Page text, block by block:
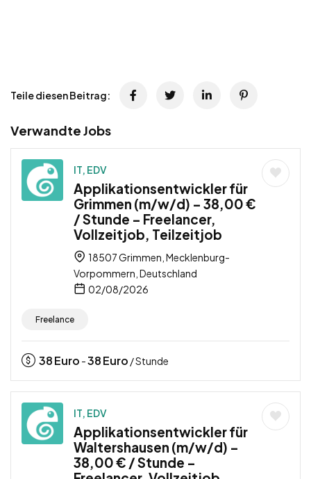
Teile diesen Beitrag:
Verwandte Jobs
IT, EDV
Applikationsentwickler für
Grimmen (m/w/d) – 38,00 €
/ Stunde – Freelancer,
Vollzeitjob, Teilzeitjob
18507 Grimmen, Mecklenburg-
Vorpommern, Deutschland
02/08/2026
Freelance
38Euro -38Euro / Stunde
IT, EDV
Applikationsentwickler für
Waltershausen (m/w/d) –
38,00 € / Stunde –